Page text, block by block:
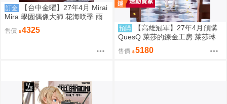
訂金
【台中金曜】27年4月 Mirai
Mira 學園偶像大師 花海咲季 雨
後鳶尾花 特訓前Ver 1/7 1002
售價 4325 預購
【高雄冠軍】27年4月預購
QuesQ 萊莎的鍊金工房 萊莎琳
斯托特 婚紗禮服Ver 1/7 免訂金1
111
售價 5180